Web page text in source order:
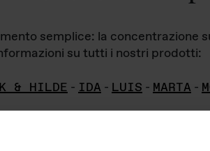
semplice: la concentrazione
su tutti i nostri prodotti:
& HILDE - IDA - LUIS - MARTA -